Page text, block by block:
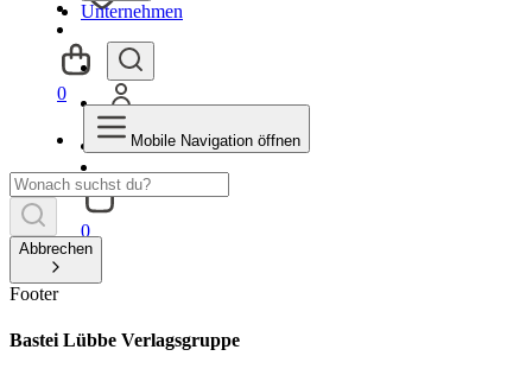
Unternehmen
0
0
Mobile Navigation öffnen
Abbrechen
Footer
Bastei Lübbe Verlagsgruppe